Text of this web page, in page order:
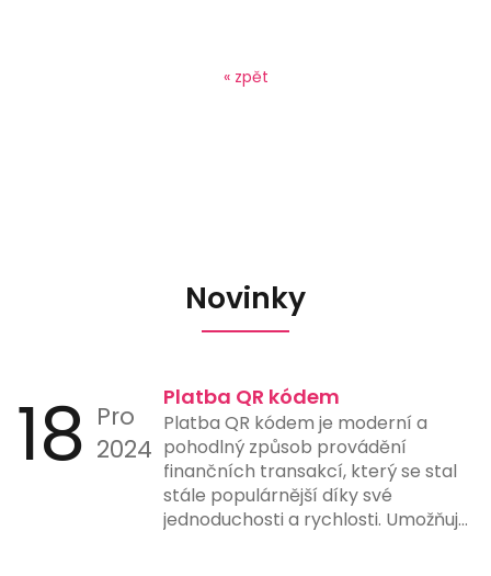
« zpět
Novinky
18 Pro
2024
Platba QR kódem
Platba QR kódem je moderní a
pohodlný způsob provádění
finančních transakcí, který se stal
stále populárnější díky své
jednoduchosti a rychlosti. Umožňuje